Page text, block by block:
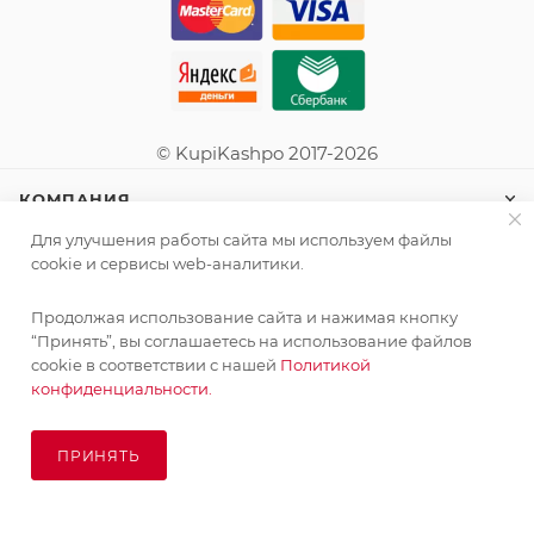
© KupiKashpo 2017-2026
КОМПАНИЯ
ИНФОРМАЦИЯ
ПОМОЩЬ
ПОДПИСАТЬСЯ НА РАССЫЛКУ
Поставка живых растений осуществляется под заказ
сроком 3-4 недели с минимальной суммой заказа 10000
руб.!
ОК
Для улучшения работы сайта мы используем файлы
cookie и сервисы web-аналитики.
Продолжая использование сайта и нажимая кнопку
“Принять”, вы соглашаетесь на использование файлов
cookie в соответствии с нашей Политикой
конфиденциальности.
ПРИНЯТЬ